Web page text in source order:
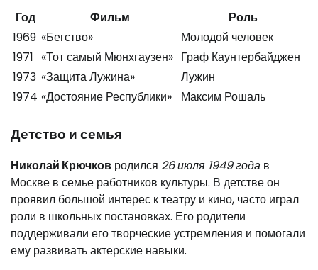
Год
Фильм
Роль
1969 «Бегство»
Молодой человек
1971 «Тот самый Мюнхгаузен» Граф Каунтербайджен
1973 «Защита Лужина»
Лужин
1974 «Достояние Республики» Максим Рошаль
Детство и семья
Николай Крючков родился 26 июля 1949 года в
Москве в семье работников культуры. В детстве он
проявил большой интерес к театру и кино, часто играл
роли в школьных постановках. Его родители
поддерживали его творческие устремления и помогали
ему развивать актерские навыки.